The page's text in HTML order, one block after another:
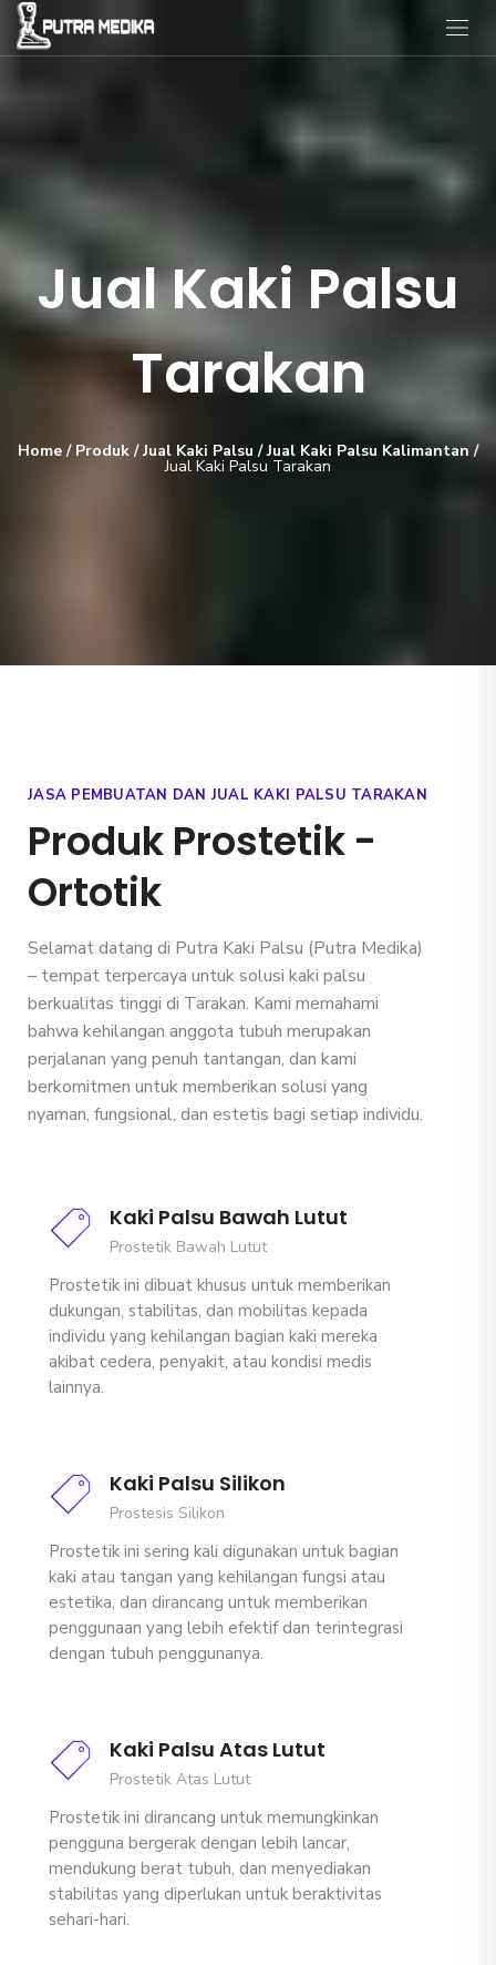
Jual Kaki Palsu
Tarakan
Home / Produk /Jual Kaki Palsu /Jual Kaki Palsu Kalimantan /
Jual Kaki Palsu Tarakan
JASA PEMBUATAN DAN JUAL KAKI PALSU TARAKAN
Produk Prostetik -
Ortotik
Selamat datang di Putra Kaki Palsu (Putra Medika)
– tempat terpercaya untuk solusi kaki palsu
berkualitas tinggi di Tarakan. Kami memahami
bahwa kehilangan anggota tubuh merupakan
perjalanan yang penuh tantangan, dan kami
berkomitmen untuk memberikan solusi yang
nyaman, fungsional, dan estetis bagi setiap individu.
Kaki Palsu Bawah Lutut
Prostetik Bawah Lutut
Prostetik ini dibuat khusus untuk memberikan
dukungan, stabilitas, dan mobilitas kepada
individu yang kehilangan bagian kaki mereka
akibat cedera, penyakit, atau kondisi medis
lainnya.
Kaki Palsu Silikon
Prostesis Silikon
Prostetik ini sering kali digunakan untuk bagian
kaki atau tangan yang kehilangan fungsi atau
estetika, dan dirancang untuk memberikan
penggunaan yang lebih efektif dan terintegrasi
dengan tubuh penggunanya.
Kaki Palsu Atas Lutut
Prostetik Atas Lutut
Prostetik ini dirancang untuk memungkinkan
pengguna bergerak dengan lebih lancar,
mendukung berat tubuh, dan menyediakan
stabilitas yang diperlukan untuk beraktivitas
sehari-hari.